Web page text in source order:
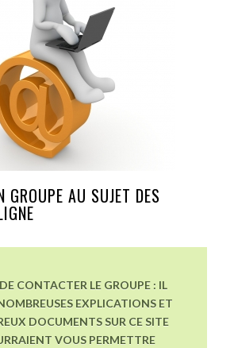
GROUPE AU SUJET DES
CONTACTER LE GROUPE : IL
EXPLICATIONS ET
DOCUMENTS SUR CE SITE
VOUS PERMETTRE